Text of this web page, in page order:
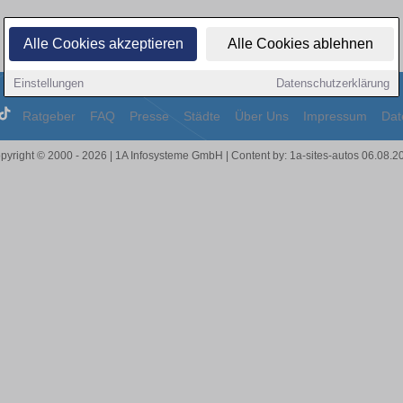
Alle Cookies akzeptieren Alle Cookies ablehnen
Einstellungen Datenschutzerklärung
Ratgeber FAQ Presse Städte Über Uns Impressum
© 2000 - 2026 | 1A Infosysteme GmbH | Content by: 1a-sites-autos